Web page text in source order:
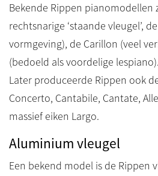
Bekende Rippen pianomodellen
rechtsnarige ‘staande vleugel’,
vormgeving), de Carillon (veel
(bedoeld als voordelige lespiano).
Later produceerde Rippen ook
Concerto, Cantabile, Cantate,
massief eiken Largo.
Aluminium vleugel
Een bekend model is de Rippen